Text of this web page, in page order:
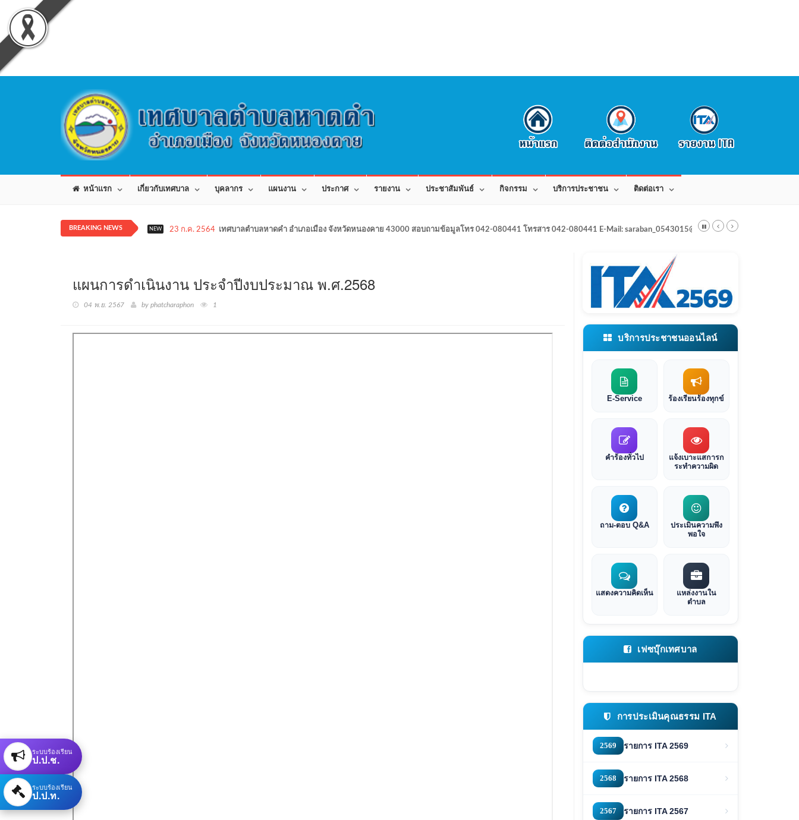
หน้าแรก เกี่ยวกับเทศบาล บุคลากร แผนงาน ประกาศ รายงาน ประชาสัมพันธ์ กิจกรรม บริการประชาชน ติดต่อเรา
BREAKING NEWS NEW 23 ก.ค. 2564 เทศบาลตำบลหาดคำ อำเภอเมือง จังหวัดหนองคาย 43000 สอบถามข้อมูลโทร 042-080441 โทรสาร 042-080441 E-Mail: saraban_0543015@dla.go.th
แผนการดำเนินงาน ประจำปีงบประมาณ พ.ศ.2568
04 พ.ย. 2567 by phatcharaphon 1
บริการประชาชนออนไลน์
E-Service ร้องเรียนร้องทุกข์
คำร้องทั่วไป
แจ้งเบาะแสการก
ระทำความผิด
ถาม-ตอบ Q&A
ประเมินความพึง
พอใจ
แสดงความคิดเห็น
แหล่งงานใน
ตำบล
เฟซบุ๊กเทศบาล
การประเมินคุณธรรม ITA
2569 รายการ ITA 2569
2568 รายการ ITA 2568
2567 รายการ ITA 2567
ระบบร้องเรียน
ป.ป.ช.
ระบบร้องเรียน
ป.ป.ท.